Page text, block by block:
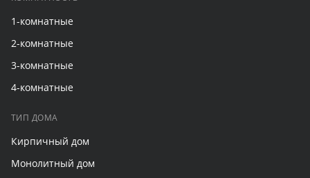
1-комнатные
2-комнатные
3-комнатные
4-комнатные
ТИП ДОМА
Кирпичный дом
Монолитный дом